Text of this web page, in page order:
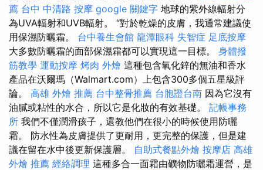
薦 台中 中清路 按摩 google 關鍵字 地球的紫外線輻射分
為UVA輻射和UVB輻射。 “對於乾燥的皮膚，我通常建議使
用保濕防曬霜。 台中養生會館 龍潭眼科 失智症 足底按摩
大多數防曬霜的面部保濕霜都可以實現這一目標。 身體撥
筋教學 運動按摩 烤肉 外燴 這種包含氧化鋅的無油和香水
產品在沃爾瑪（Walmart.com）上包含300多個五星級評
論。 高雄 外燴 推薦 台中整骨推薦 台胞證台南 因為它沒有
油膩或粘性的水合，所以它是化妝的有效基礎。 記帳事務
所 我們不僅潤滑孩子，還教他們在很小的時候使用防曬
霜。 防水性為皮膚提供了更耐用，更完整的保護，但是建
議在留在水中後更新保護層。 自助式餐點外燴 按摩店 高雄
外燴 推薦 經絡調理 這種多合一面霜由礦物防曬霜運營，是